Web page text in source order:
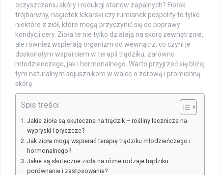
oczyszczaniu skóry i redukcji stanów zapalnych? Fiołek
trójbarwny, nagietek lekarski czy rumianek pospolity to tylko
niektóre z ziół, które mogą przyczynić się do poprawy
kondycji cery. Zioła te nie tylko działają na skórę zewnętrznie,
ale również wspierają organizm od wewnątrz, co czyni je
doskonałym wsparciem w terapii trądziku, zarówno
młodzieńczego, jak i hormonalnego. Warto przyjrzeć się bliżej
tym naturalnym sojusznikom w walce o zdrową i promienną
skórę.
Spis treści
Jakie zioła są skuteczne na trądzik – rośliny lecznicze na
wypryski i pryszcze?
Jak zioła mogą wspierać terapię trądziku młodzieńczego i
hormonalnego?
Jakie są skuteczne zioła na różne rodzaje trądziku —
porównanie i zastosowanie?